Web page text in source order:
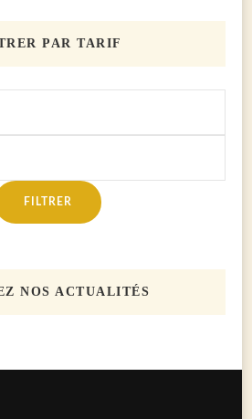
PAR TARIF
FILTRER
NOS ACTUALITÉS